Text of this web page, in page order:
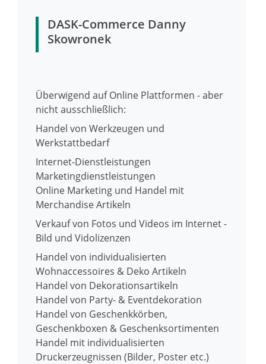
DASK-Commerce Danny
Skowronek
Überwigend auf Online Plattformen - aber
nicht ausschließlich:
Handel von Werkzeugen und
Werkstattbedarf
Internet-Dienstleistungen
Marketingdienstleistungen
Online Marketing und Handel mit
Merchandise Artikeln
Verkauf von Fotos und Videos im Internet -
Bild und Vidolizenzen
Handel von individualisierten
Wohnaccessoires & Deko Artikeln
Handel von Dekorationsartikeln
Handel von Party- & Eventdekoration
Handel von Geschenkkörben,
Geschenkboxen & Geschenksortimenten
Handel mit individualisierten
Druckerzeugnissen (Bilder, Poster etc.)